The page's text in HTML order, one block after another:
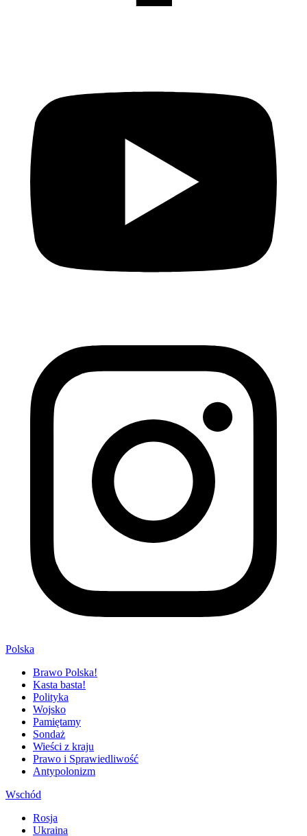
Polska
Brawo Polska!
Kasta basta!
Polityka
Wojsko
Pamiętamy
Sondaż
Wieści z kraju
Prawo i Sprawiedliwość
Antypolonizm
Wschód
Rosja
Ukraina